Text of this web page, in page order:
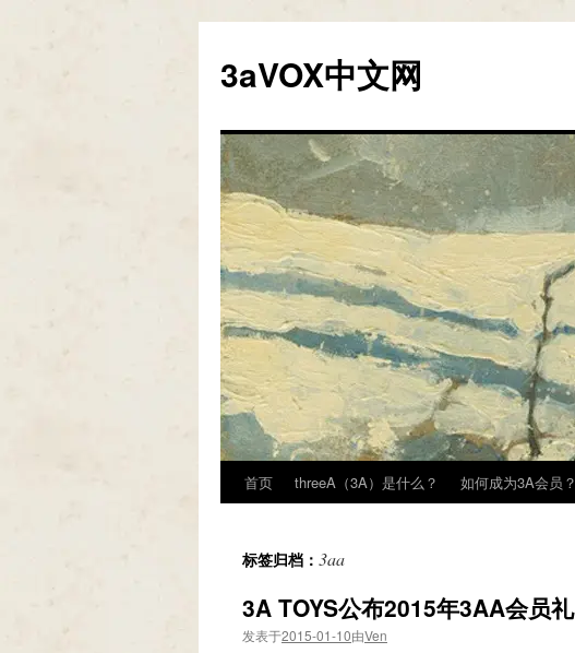
正
文
3aVOX中文网
首页 threeA（3A）是什么？ 如何成为3A会员？
标签归档： 3aa
3A TOYS公布2015年3AA会员礼
发表于2015-01-10由Ven